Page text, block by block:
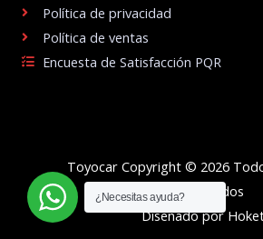
Política de privacidad
Política de ventas
Encuesta de Satisfacción PQR
Toyocar Copyright © 2026
reservados
Diseñado por
¿Necesitas ayuda?